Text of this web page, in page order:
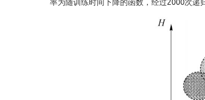
率为随训练时间下降的函数，经过2000次递